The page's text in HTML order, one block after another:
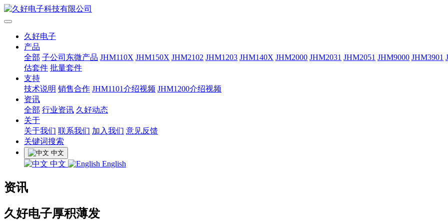
久好电子
产品
全部 子公司东微产品 JHM110X JHM150X JHM2102 JHM1203 JHM140X JHM2000 JHM2031 JHM2051 JHM9000 JHM3901
估套件 批量套件
支持
技术说明 销售合作 JHM1101介绍视频 JHM1200介绍视频
资讯
全部 行业资讯 久好动态
关于
关于我们 联系我们 加入我们 意见反馈
关键词搜索
中文
中文 English
资讯
久好电子厚积薄发